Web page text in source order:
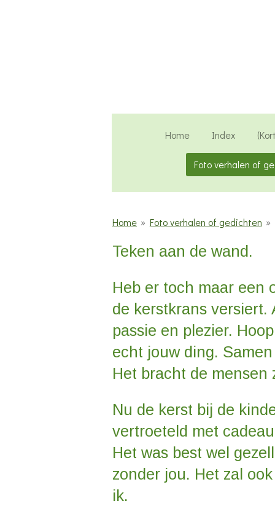
Home Index
Foto verhalen of
Home » Foto verhalen of gedichten »
Teken aan de wand.
Heb er toch maar een
de kerstkrans versiert.
passie en plezier.
echt jouw ding.
Het bracht de mensen
Nu de kerst bij de
vertroeteld met
Het was best wel
zonder jou. Het zal
ik.